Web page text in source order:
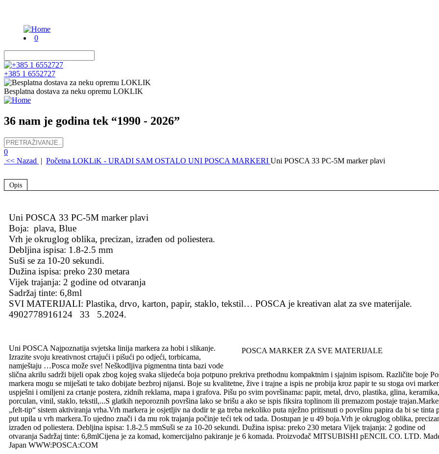
0
+385 1 6552727
Besplatna dostava za neku opremu LOKLIK
36 nam je godina tek “1990 - 2026”
0
<< Nazad | Početna LOKLiK - URADI SAM OSTALO UNI POSCA MARKERI Uni POSCA 33 PC-5M marker plavi
Opis
Uni POSCA 33 PC-5M marker plavi
Boja: plava, Blue
Vrh je okruglog oblika, precizan, izrađen od poliestera.
Debljina ispisa: 1.8-2.5 mm
Suši se za 10-20 sekundi.
Dužina ispisa: preko 230 metara
Vijek trajanja: 2 godine od otvaranja
Sadržaj tinte: 6,8ml
SVI MATERIJALI: Plastika, drvo, karton, papir, staklo, tekstil… POSCA je kreativan alat za sve materijale.
4902778916124 33 5.2024.
POSCA MARKER ZA SVE MATERIJALE
Uni POSCA Najpoznatija svjetska linija markera za hobi i slikanje.
Izrazite svoju kreativnost crtajući i pišući po odjeći, torbicama,
namještaju …Posca može sve! Neškodljiva pigmentna tinta bazi vode
slična akrilu sadrži bijeli opak zbog kojeg svaka slijedeća boja potpuno prekriva prethodnu kompaktnim i sjajnim ispisom. Različite boje
markera mogu se miješati te tako dobijate bezbroj nijansi. Boje su kvalitetne, žive i trajne a ispis ne probija kroz papir te su stoga ovi
uspješni i omiljeni za crtanje postera, zidnih reklama, mapa i grafova. Pišu po svim površinama: papir, metal, drvo, plastika, glina, keramika,
porculan, vinil, staklo, tekstil,...S glatkih neporoznih površina lako se brišu a ako se ispis fiksira toplinom ili premazom postaje
„felt-tip“ sistem aktiviranja vrha.Vrh markera je osjetljiv na dodir te ga treba nekoliko puta nježno pritisnuti o površinu papira da bi se tinta
put upila u vrh markera.To ujedno znači i da mu rok trajanja počinje teći tek od tada. Dostupan je u 49 boja.Vrh je okruglog oblika,
izrađen od poliestera. Debljina ispisa: 1.8-2.5 mmSuši se za 10-20 sekundi. Dužina ispisa: preko 230 metara Vijek trajanja: 2 godine od
otvaranja Sadržaj tinte: 6,8mlCijena je za komad, komercijalno pakiranje je 6 komada. Proizvođač MITSUBISHI pENCIL CO. LTD.
Japan WWW:POSCA:COM